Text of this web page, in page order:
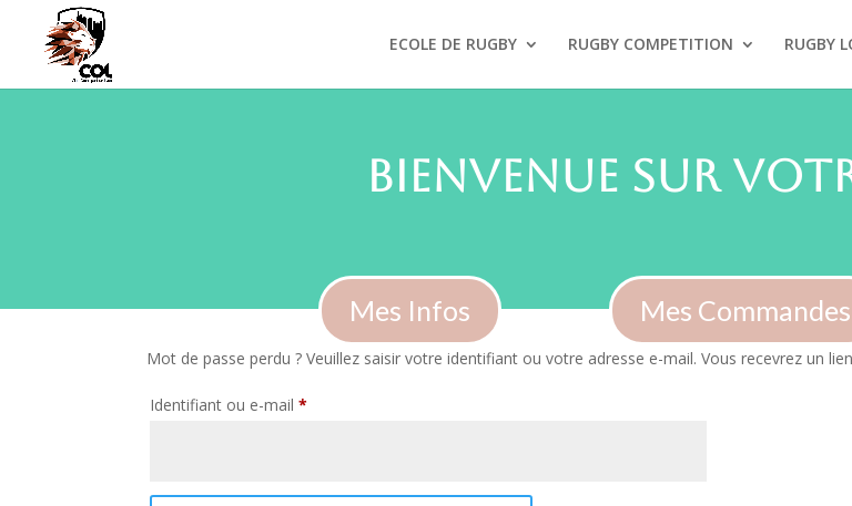
ECOLE DE RUGBY RUGBY COMPETITION RUGBY
Bienvenue sur
Mes Infos Mes Commandes
Mot de passe perdu ? Veuillez saisir votre identifiant ou votre adresse e-mail. Vous recevrez un
Identifiant ou e-mail *